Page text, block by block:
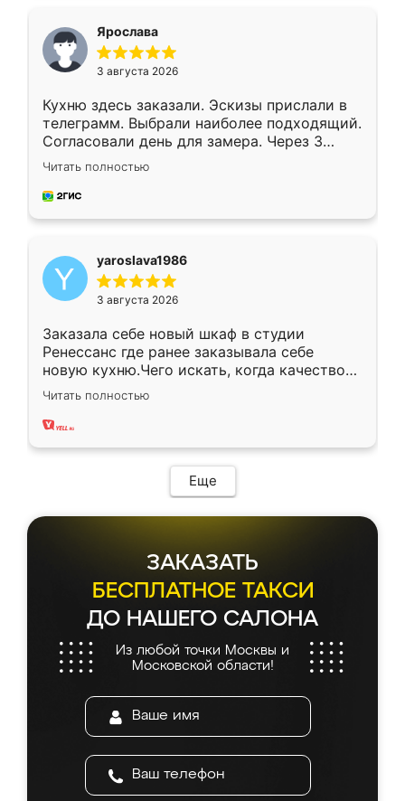
Ярослава
3 августа 2026
Кухню здесь заказали. Эскизы прислали в
телеграмм. Выбрали наиболее подходящий.
Согласовали день для замера. Через 3
недели кухня была уже готова. Остались
довольны работой. Спасибо Ренессанс
мебель за качественную работу!
Читать полностью
yaroslava1986
3 августа 2026
Заказала себе новый шкаф в студии
Ренессанс где ранее заказывала себе
новую кухню.Чего искать, когда качеством
вполне довольна. Служит кухня уже почти
два года, нареканий нет.
Читать полностью
Еще
ЗАКАЗАТЬ
БЕСПЛАТНОЕ ТАКСИ
ДО НАШЕГО САЛОНА
Из любой точки Москвы и
Московской области!